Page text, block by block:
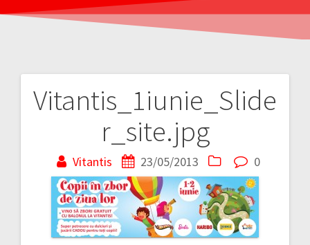
Vitantis_1iunie_Slide
r_site.jpg
Vitantis 23/05/2013 0
Navigare
articole